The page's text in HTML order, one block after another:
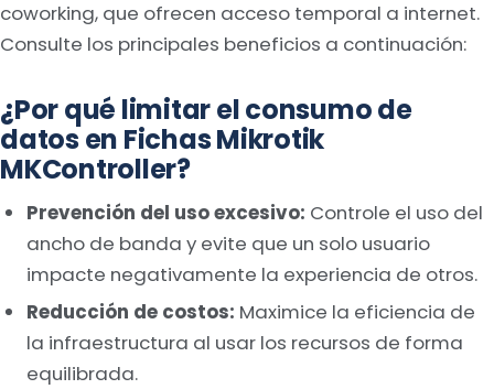
coworking, que ofrecen acceso temporal a internet.
Consulte los principales beneficios a continuación:
¿Por qué limitar el consumo de
datos en Fichas Mikrotik
MKController?
Prevención del uso excesivo: Controle el uso del
ancho de banda y evite que un solo usuario
impacte negativamente la experiencia de otros.
Reducción de costos: Maximice la eficiencia de
la infraestructura al usar los recursos de forma
equilibrada.